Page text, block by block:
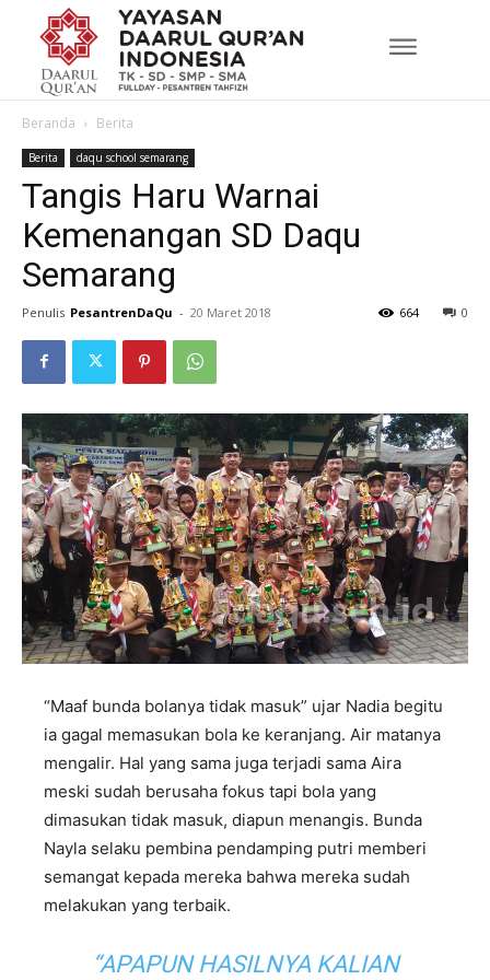
Beranda Berita
Berita daqu school semarang
Tangis Haru Warnai
Kemenangan SD Daqu
Semarang
Penulis PesantrenDaQu - 20 Maret 2018 0
664
“Maaf bunda bolanya tidak masuk” ujar Nadia begitu
ia gagal memasukan bola ke keranjang. Air matanya
mengalir. Hal yang sama juga terjadi sama Aira
meski sudah berusaha fokus tapi bola yang
dimasukan tidak masuk, diapun menangis. Bunda
Nayla selaku pembina pendamping putri memberi
semangat kepada mereka bahwa mereka sudah
melakukan yang terbaik.
“APAPUN HASILNYA KALIAN